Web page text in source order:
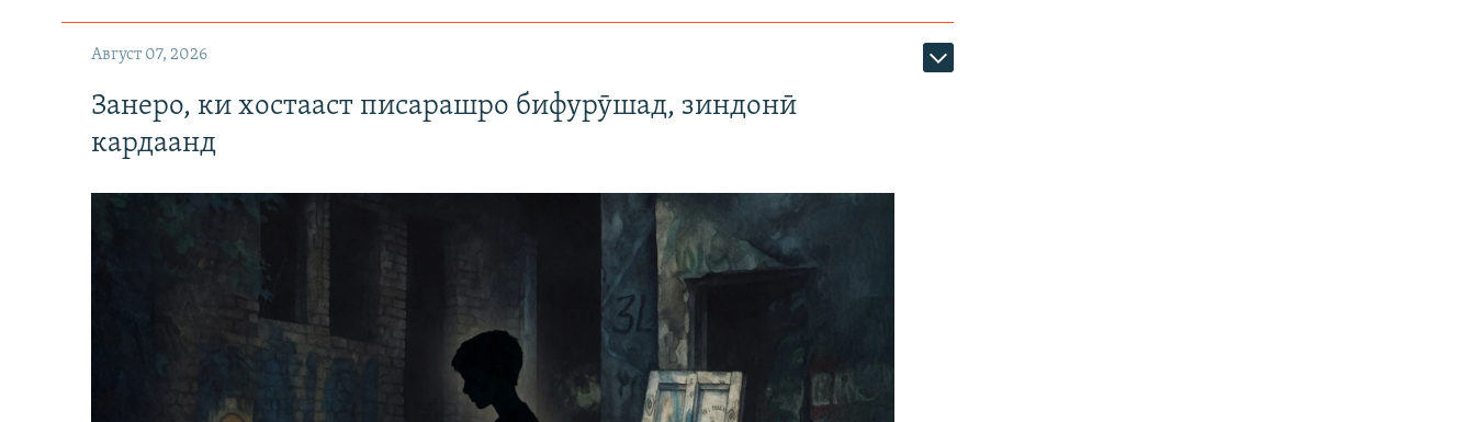
Август 07, 2026
Занеро, ки хостааст писарашро бифурӯшад, зиндонӣ
кардаанд